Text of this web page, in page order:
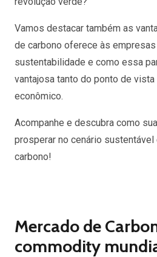
Vamos destacar também as
de carbono oferece às
sustentabilidade e como essa
vantajosa tanto do ponto de vista
econômico.
Acompanhe e descubra como
prosperar no cenário sustentável
carbono!
Mercado de
commodity